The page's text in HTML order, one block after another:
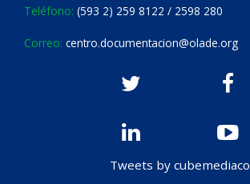
Teléfono: (593 2) 259 8122 / 2598 280
Correo: centro.documentacion@olade.org
Tweets by cubemediaco